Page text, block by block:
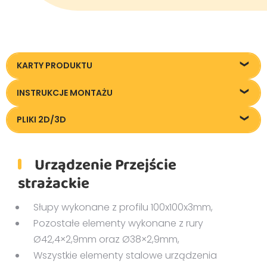
KARTY PRODUKTU
Karta techniczna
INSTRUKCJE MONTAŻU
Instrukcja montażu
PLIKI 2D/3D
Urządzenie Przejście
strażackie
Słupy wykonane z profilu 100x100x3mm,
Pozostałe elementy wykonane z rury
Ø42,4×2,9mm oraz Ø38×2,9mm,
Wszystkie elementy stalowe urządzenia